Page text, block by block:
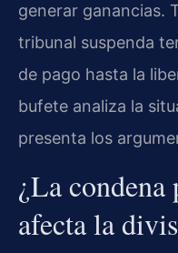
generar ganancias.
tribunal suspenda
de pago hasta la
bufete analiza la
presenta los
¿La
afecta la